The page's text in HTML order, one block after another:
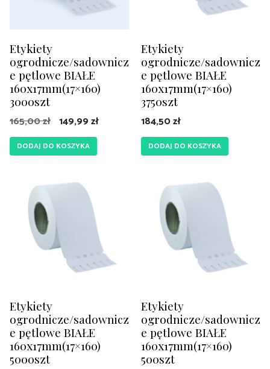
Etykiety
ogrodnicze/sadownicz
e pętlowe BIAŁE
160x17mm(17×160)
3000szt
165,00zł Pierwotna
cena
wynosiła:
149,99złAktualna
DODAJ DO KOSZYKA
Etykiety
ogrodnicze/sadownicz
e pętlowe BIAŁE
160x17mm(17×160)
3750szt
184,50zł
DODAJ DO KOSZYKA
Etykiety
ogrodnicze/sadownicz
e pętlowe BIAŁE
160x17mm(17×160)
5000szt
Etykiety
ogrodnicze/sadownicz
e pętlowe BIAŁE
160x17mm(17×160)
500szt